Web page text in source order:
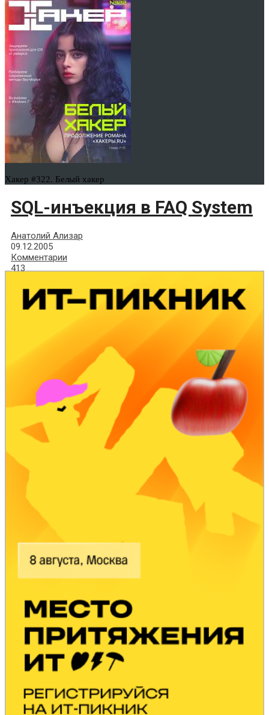
Хакер #322. Белый хакер
SQL-инъекция в FAQ System
Анатолий Ализар
09.12.2005
Комментарии
413